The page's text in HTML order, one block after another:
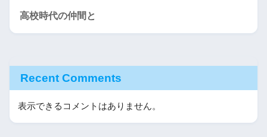
高校時代の仲間と
Recent Comments
表示できるコメントはありません。